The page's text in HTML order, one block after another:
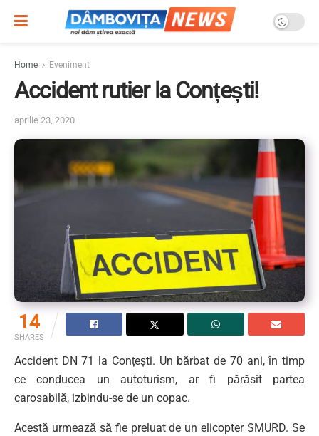
Home Eveniment
Accident rutier la Conțești!
aprilie 23, 2020
14
SHARES
Accident DN 71 la Conțești. Un bărbat de 70 ani, în timp
ce conducea un autoturism, ar fi părăsit partea
carosabilă, izbindu-se de un copac.
Acestă urmează să fie preluat de un elicopter SMURD. Se